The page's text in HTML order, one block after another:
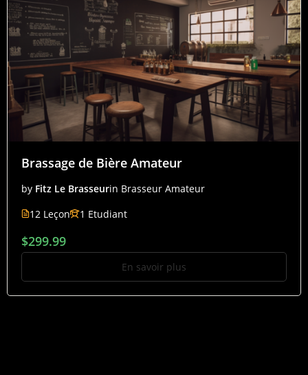
Brassage de Bière Amateur
by Fitz Le Brasseurin Brasseur Amateur
12 Leçon
1 Etudiant
$299.99
En savoir plus